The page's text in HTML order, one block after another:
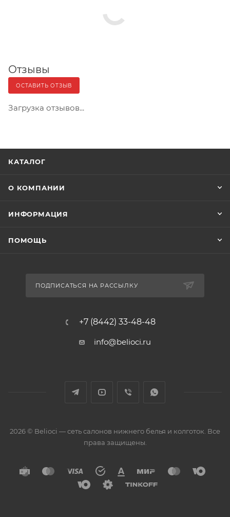
Отзывы
ОСТАВИТЬ ОТЗЫВ
Загрузка отзывов...
КАТАЛОГ
О КОМПАНИИ
ИНФОРМАЦИЯ
ПОМОЩЬ
ПОДПИСАТЬСЯ НА РАССЫЛКУ
+7 (8442) 33-48-48
info@belioci.ru
2026 © Belioci — сеть салонов нижнего белья и колготок. Все
права защищены.